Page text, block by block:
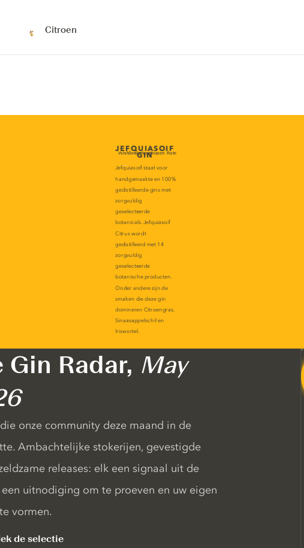
Citroen
Gin Radar, May
onze community deze maand in de
Ambachtelijke stokerijen, gevestigde
releases: elk een signaal uit de
een uitnodiging om te proeven en uw eigen
vormen.
de selectie